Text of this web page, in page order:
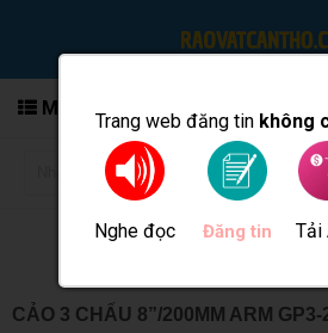
Trang web đăng tin không
Nghe đọc Đăng tin Tải
MENU
CẢO 3 CHẤU 8”/200MM ARM GP3-